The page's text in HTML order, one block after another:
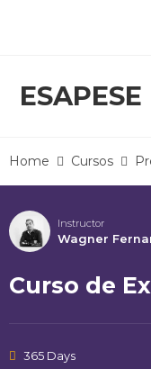
ESAPESE
Home Cursos
Instructor
Wagner
Curso de
365 Days